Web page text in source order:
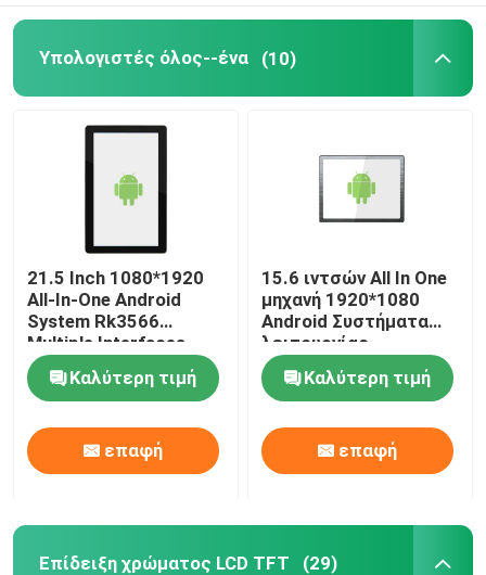
Υψηλή επίδειξη φωτεινότητας LCD
Πίνακας ελεγκτών TFT LCD
Μονάδα οθόνης LCD χαρακτήρων
Υπολογιστές όλος--ένα (10)
21.5 Inch 1080*1920
All-In-One Android
System Rk3566
Multiple Interfaces
Adjustable Brightness
Καλύτερη τιμή
επαφή
15.6 ιντσών All In One
μηχανή 1920*1080
Android Συστήματα
λειτουργίας
Υποστήριξη
Πολλαπλών
διεπαφών Πολλαπλές
γλώσσες
Καλύτερη τιμή
επαφή
Επίδειξη χρώματος LCD TFT (29)